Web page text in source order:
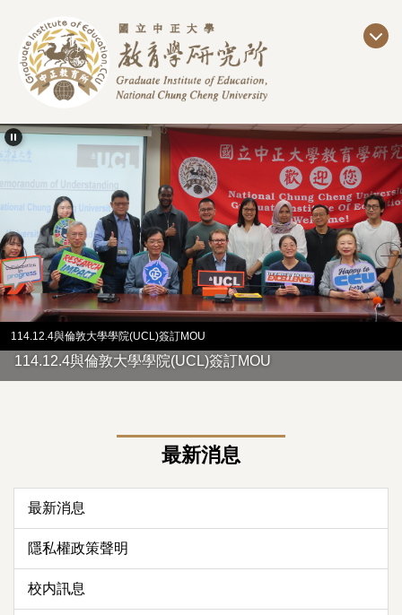
主
容
區
114.11.18教育所邀請德國學者Prof.Dr.E.Rathgeb-Schnierer來台演講
114.11.18教育所邀請德國學者Prof.Dr.E.Rathgeb-
Schnierer來台演講
最新消息
最新消息
隱私權政策聲明
校内訊息